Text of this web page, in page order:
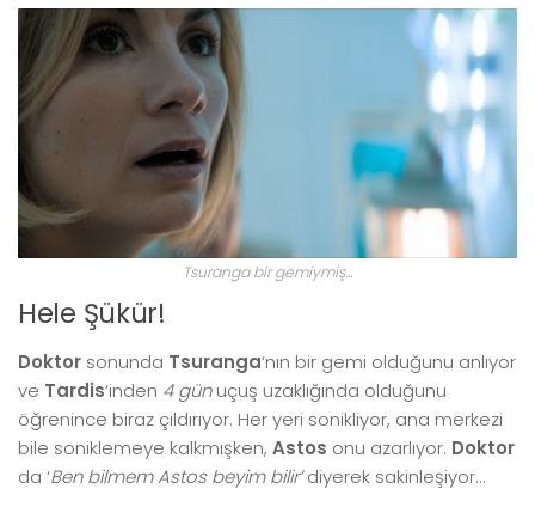
Tsuranga bir gemiymiş…
Hele Şükür!
Doktor sonunda Tsuranga‘nın bir gemi olduğunu anlıyor
ve Tardis‘inden 4 günuçuş uzaklığında olduğunu
öğrenince biraz çıldırıyor. Her yeri sonikliyor, ana merkezi
bile soniklemeye kalkmışken, Astos onu azarlıyor. Doktor
da ‘Ben bilmem Astos beyim bilir’diyerek sakinleşiyor…